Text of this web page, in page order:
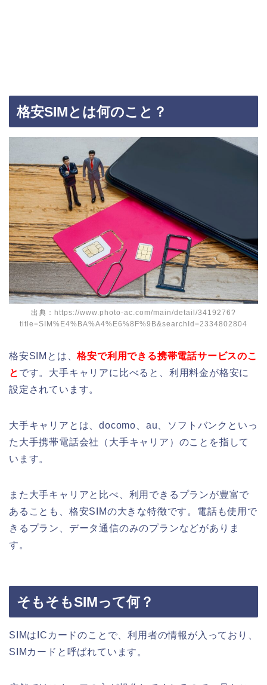
格安SIMとは何のこと？
出典：https://www.photo-ac.com/main/detail/3419276?
title=SIM%E4%BA%A4%E6%8F%9B&searchId=2334802804
格安SIMとは、格安で利用できる携帯電話サービスのこ
と です。大手キャリアに比べると、利用料金が格安に
設定されています。
大手キャリアとは、docomo、au、ソフトバンクといっ
た大手携帯電話会社（大手キャリア）のことを指して
います。
また 大手キャリアと比べ、 利用できるプランが豊富で
あることも、格安SIMの大きな特徴です。 電話も使用で
きるプラン、データ通信のみのプランなどがありま
す。
そもそもSIMって何？
SIMはICカードのことで、利用者の情報が入っており、
SIMカードと呼ばれています。